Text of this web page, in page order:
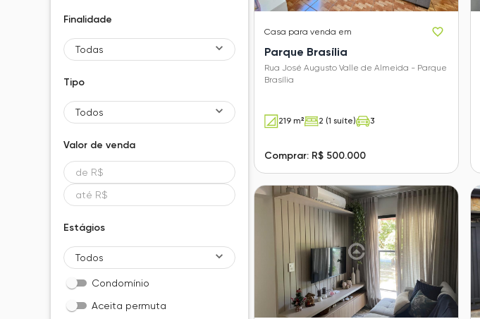
Finalidade
Todas
Tipo
Todos
Valor de venda
Estágios
Todos
Condomínio
Aceita permuta
Casa para venda em
Parque Brasília
Rua José Augusto Valle de Almeida - Parque
Brasília
219 m² 2 (1 suíte) 3
Comprar: R$ 500.000